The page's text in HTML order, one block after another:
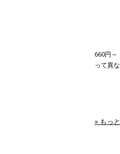
660円～
って異
» もっ